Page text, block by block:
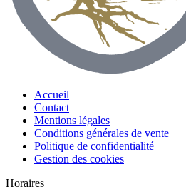
Accueil
Contact
Mentions légales
Conditions générales de vente
Politique de confidentialité
Gestion des cookies
Horaires